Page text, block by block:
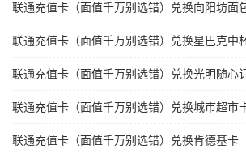
联通充值卡（面值千万别选错）兑换向阳坊面
联通充值卡（面值千万别选错）兑换星巴克中
联通充值卡（面值千万别选错）兑换光明随心
联通充值卡（面值千万别选错）兑换城市超市
联通充值卡（面值千万别选错）兑换肯德基卡